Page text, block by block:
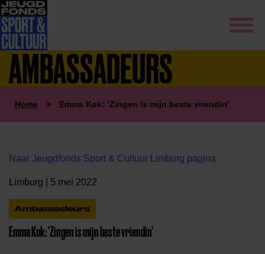
AMBASSADEURS
Home > Emma Kok: ‘Zingen is mijn beste vriendin’
Naar Jeugdfonds Sport & Cultuur Limburg pagina
Limburg | 5 mei 2022
Ambassadeurs
Emma Kok: ‘Zingen is mijn beste vriendin’